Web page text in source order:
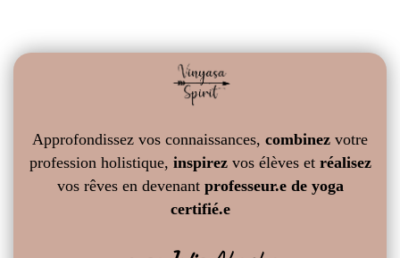
Approfondissez vos connaissances, combinez votre
profession holistique, inspirezvos élèves et réalisez
vos rêves en devenant professeur.e de yoga
certifié.e